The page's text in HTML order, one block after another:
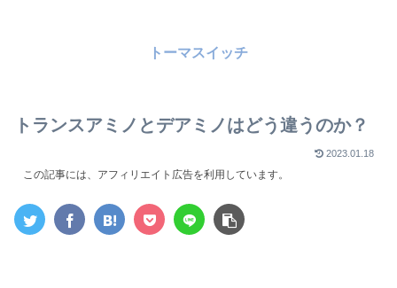
トーマスイッチ
トランスアミノとデアミノはどう違うのか？
2023.01.18
この記事には、アフィリエイト広告を利用しています。